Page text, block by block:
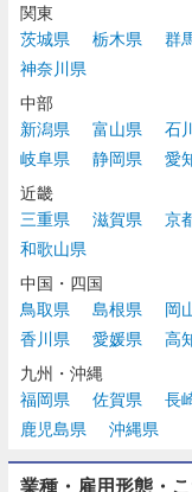
関東
茨城県
栃木県 群
神奈川県
中部
新潟県
富山県 石
岐阜県
静岡県
愛
近畿
三重県
滋賀県 京
和歌山県
中国・四国
鳥取県
島根県 岡
香川県
愛媛県
高
九州・沖縄
福岡県
佐賀県 長
鹿児島県
沖縄県
業種・雇用形態・